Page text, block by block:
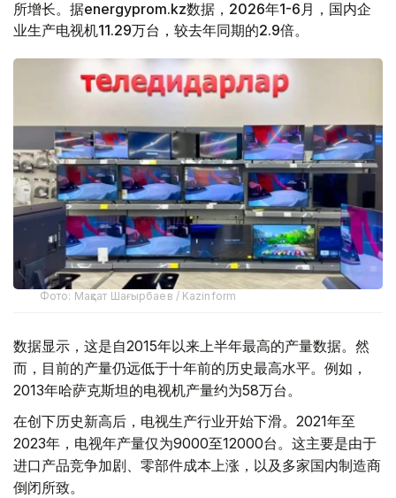
所增长。据energyprom.kz数据，2026年1-6月，国内企
业生产电视机11.29万台，较去年同期的2.9倍。
Фото: Мақсат Шағырбаев / Kazinform
数据显示，这是自2015年以来上半年最高的产量数据。然
而，目前的产量仍远低于十年前的历史最高水平。例如，
2013年哈萨克斯坦的电视机产量约为58万台。
在创下历史新高后，电视生产行业开始下滑。2021年至
2023年，电视年产量仅为9000至12000台。这主要是由于
进口产品竞争加剧、零部件成本上涨，以及多家国内制造商
倒闭所致。